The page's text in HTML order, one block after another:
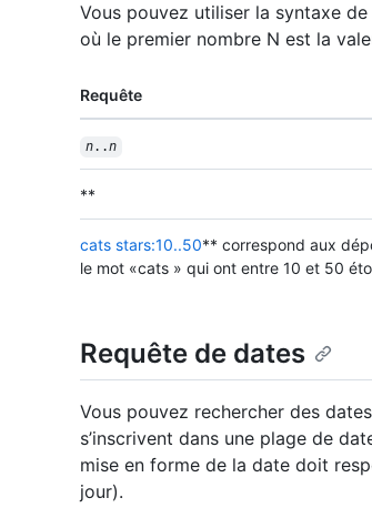
Vous pouvez utiliser la syntaxe
où le premier nombre N est la
Requête
n..n
**
cats stars:10..50** correspond aux
le mot «cats » qui ont entre 10 et 50
Requête de dates
Vous pouvez rechercher des
s’inscrivent dans une plage de
mise en forme de la date doit
jour).